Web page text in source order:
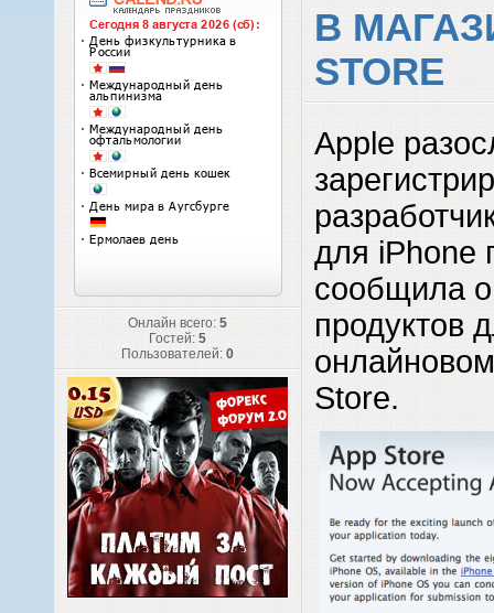
Онлайн всего: 5
Гостей: 5
Пользователей: 0
В
STORE
Apple
для iPhone
сообщила
продуктов
Store.